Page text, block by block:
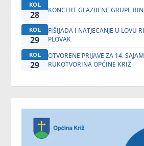
KOL
28 KONCERT GLAZBENE GRUPE
KOL
29
FIŠIJADA I NATJECANJE U LOVU
PLOVAK
KOL
29
OTVORENE PRIJAVE ZA 14.
RUKOTVORINA OPĆINE KRIŽ